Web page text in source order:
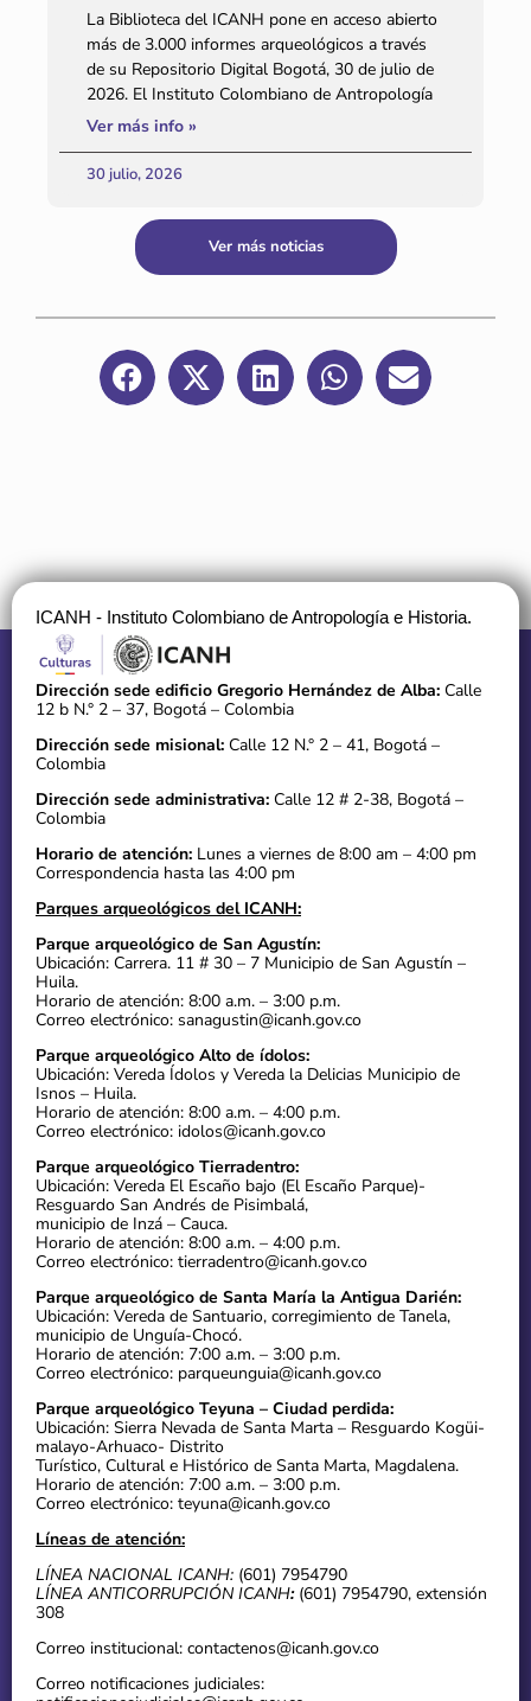
La Biblioteca del ICANH pone en acceso abierto
más de 3.000 informes arqueológicos a través
de su Repositorio Digital Bogotá, 30 de julio de
2026. El Instituto Colombiano de Antropología
Ver más info »
30 julio, 2026
Ver más noticias
ICANH - Instituto Colombiano de Antropología e Historia.
Dirección sede edificio Gregorio Hernández de Alba: Calle
12 b N.° 2 – 37, Bogotá – Colombia
Dirección sede misional: Calle 12 N.° 2 – 41, Bogotá –
Colombia
Dirección sede administrativa: Calle 12 # 2-38, Bogotá –
Colombia
Horario de atención: Lunes a viernes de 8:00 am – 4:00 pm
Correspondencia hasta las 4:00 pm
Parques arqueológicos del ICANH:
Parque arqueológico de San Agustín:
Ubicación: Carrera. 11 # 30 – 7 Municipio de San Agustín –
Huila.
Horario de atención: 8:00 a.m. – 3:00 p.m.
Correo electrónico: sanagustin@icanh.gov.co
Parque arqueológico Alto de ídolos:
Ubicación: Vereda Ídolos y Vereda la Delicias Municipio de
Isnos – Huila.
Horario de atención: 8:00 a.m. – 4:00 p.m.
Correo electrónico: idolos@icanh.gov.co
Parque arqueológico Tierradentro:
Ubicación: Vereda El Escaño bajo (El Escaño Parque)-
Resguardo San Andrés de Pisimbalá,
municipio de Inzá – Cauca.
Horario de atención: 8:00 a.m. – 4:00 p.m.
Correo electrónico: tierradentro@icanh.gov.co
Parque arqueológico de Santa María la Antigua Darién:
Ubicación: Vereda de Santuario, corregimiento de Tanela,
municipio de Unguía-Chocó.
Horario de atención: 7:00 a.m. – 3:00 p.m.
Correo electrónico: parqueunguia@icanh.gov.co
Parque arqueológico Teyuna – Ciudad perdida:
Ubicación: Sierra Nevada de Santa Marta – Resguardo Kogüi-
malayo-Arhuaco- Distrito
Turístico, Cultural e Histórico de Santa Marta, Magdalena.
Horario de atención: 7:00 a.m. – 3:00 p.m.
Correo electrónico: teyuna@icanh.gov.co
Líneas de atención:
LÍNEA NACIONAL ICANH: (601) 7954790
LÍNEA ANTICORRUPCIÓN ICANH: (601) 7954790, extensión
308
Correo institucional: contactenos@icanh.gov.co
Correo notificaciones judiciales: